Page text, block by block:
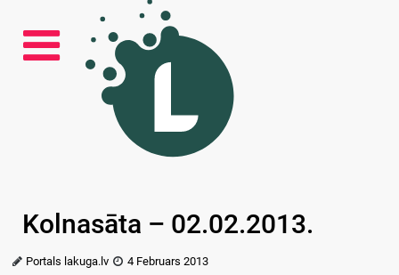
Kolnasāta – 02.02.2013.
Portals lakuga.lv 4 Februars 2013